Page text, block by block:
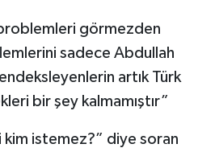
görmezden
sadece Abdullah
artık Türk
bir şey kalmamıştır”
istemez?” diye soran